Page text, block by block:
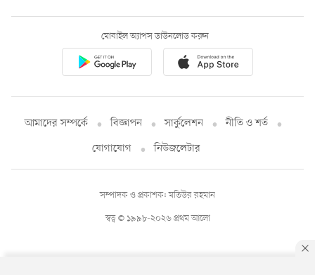
মোবাইল অ্যাপস ডাউনলোড করুন
আমাদের সম্পর্কে বিজ্ঞাপন সার্কুলেশন
নীতি ও শর্ত
যোগাযোগ
নিউজলেটার
স্বত্ব © ১৯৯৮-২০২৬ প্রথম আলো
সম্পাদক ও প্রকাশক: মতিউর রহমান